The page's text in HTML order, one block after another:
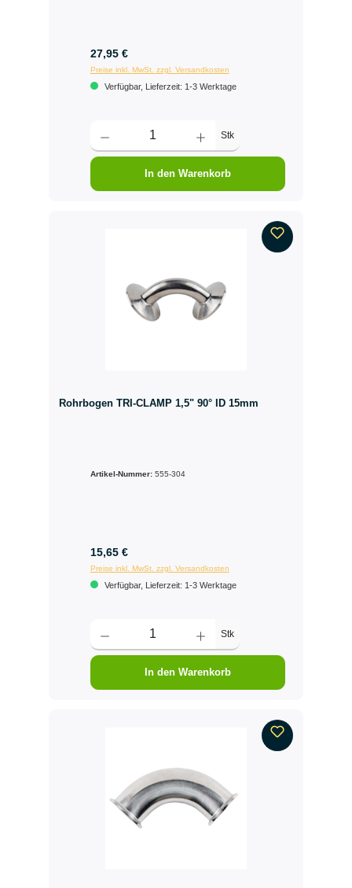
27,95 €
Preise inkl. MwSt. zzgl. Versandkosten
Verfügbar, Lieferzeit: 1-3 Werktage
Stk
In den Warenkorb
Rohrbogen TRI-CLAMP 1,5" 90° ID 15mm
Artikel-Nummer: 555-304
15,65 €
Preise inkl. MwSt. zzgl. Versandkosten
Verfügbar, Lieferzeit: 1-3 Werktage
Stk
In den Warenkorb